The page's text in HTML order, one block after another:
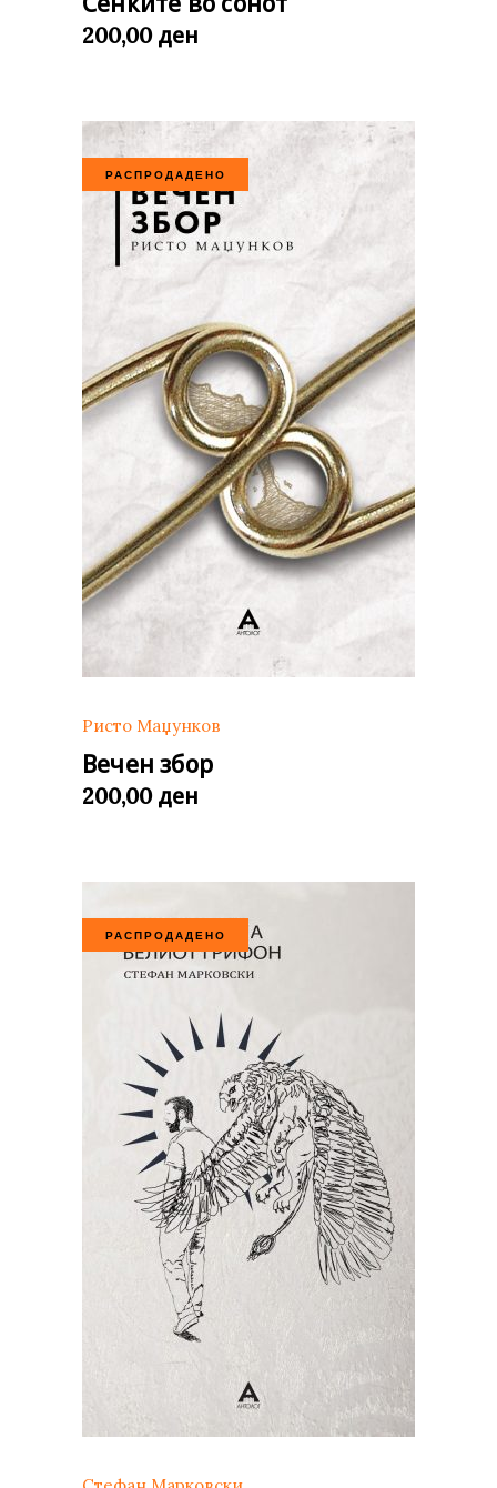
200,00 ден
РАСПРОДАДЕНО
Ристо Маџунков
Вечен збор
200,00 ден
РАСПРОДАДЕНО